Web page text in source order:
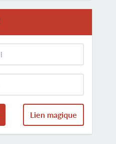
Lien magique